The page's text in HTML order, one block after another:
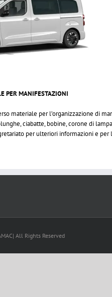
PER MANIFESTAZIONI
materiale per l’organizzazione di
ciabatte, bobine, corone di
per ulteriori informazioni e
All Rights Reserved